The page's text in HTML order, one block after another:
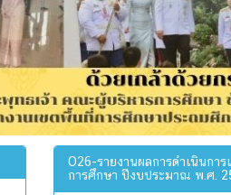
O26-รายงานผลการดำเนินกา
การศึกษา ปีงบประมาณ พ.ศ.